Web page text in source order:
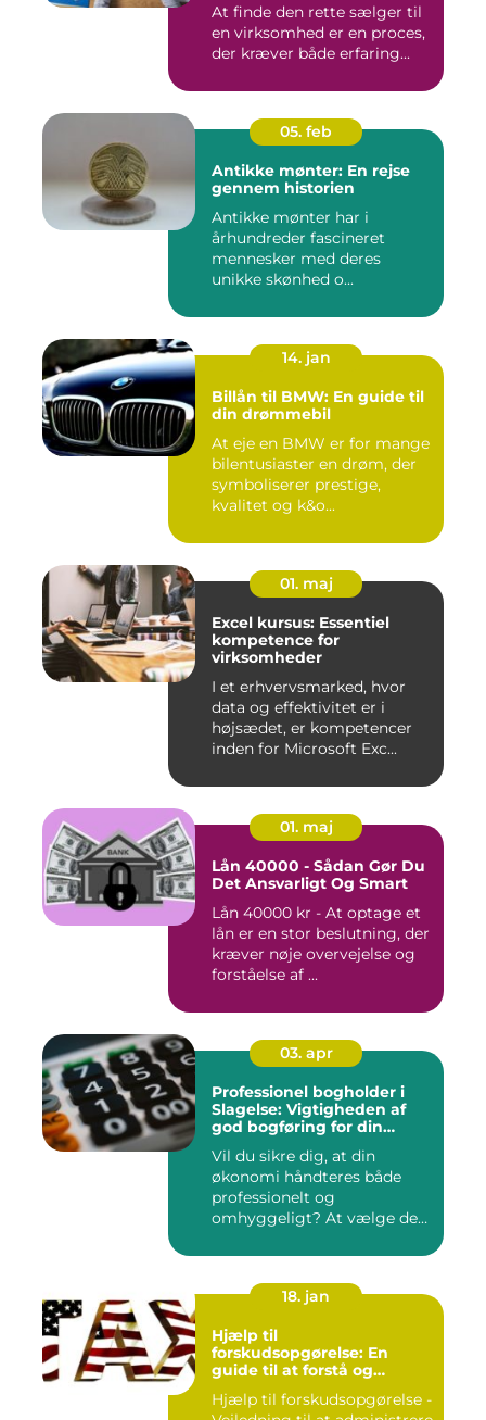
At finde den rette sælger til
en virksomhed er en proces,
der kræver både erfaring...
05. feb
Antikke mønter: En rejse
gennem historien
Antikke mønter har i
århundreder fascineret
mennesker med deres
unikke skønhed o...
14. jan
Billån til BMW: En guide til
din drømmebil
At eje en BMW er for mange
bilentusiaster en drøm, der
symboliserer prestige,
kvalitet og k&o...
01. maj
Excel kursus: Essentiel
kompetence for
virksomheder
I et erhvervsmarked, hvor
data og effektivitet er i
højsædet, er kompetencer
inden for Microsoft Exc...
01. maj
Lån 40000 - Sådan Gør Du
Det Ansvarligt Og Smart
Lån 40000 kr - At optage et
lån er en stor beslutning, der
kræver nøje overvejelse og
forståelse af ...
03. apr
Professionel bogholder i
Slagelse: Vigtigheden af
god bogføring for din
Vil du sikre dig, at din
økonomi håndteres både
professionelt og
omhyggeligt? At vælge den
18. jan
Hjælp til
forskudsopgørelse: En
guide til at forstå og
skatteforpligtelse
Hjælp til forskudsopgørelse -